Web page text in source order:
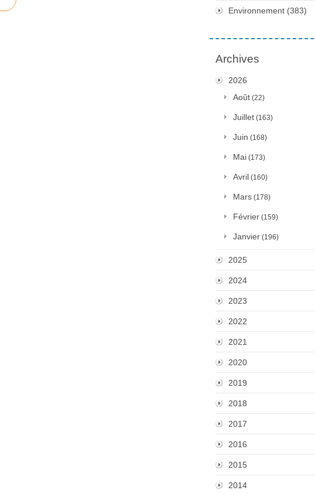
Environnement (383)
Archives
2026
Août (22)
Juillet (163)
Juin (168)
Mai (173)
Avril (160)
Mars (178)
Février (159)
Janvier (196)
2025
2024
2023
2022
2021
2020
2019
2018
2017
2016
2015
2014